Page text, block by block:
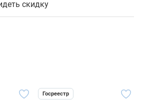
скидку
Госреестр